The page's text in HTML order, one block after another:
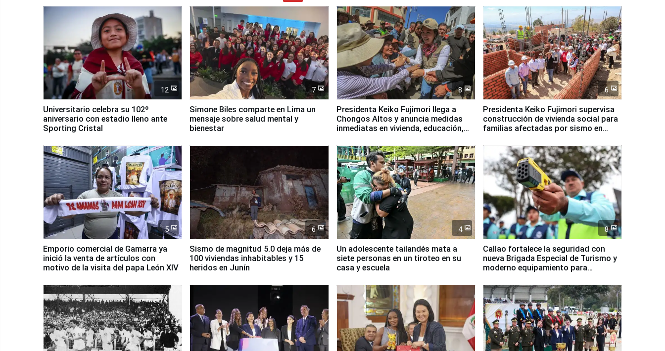
12
Universitario celebra su 102º
aniversario con estadio lleno ante
Sporting Cristal
7
Simone Biles comparte en Lima un
mensaje sobre salud mental y
bienestar
8
Presidenta Keiko Fujimori llega a
Chongos Altos y anuncia medidas
inmediatas en vivienda, educación,
6
Presidenta Keiko Fujimori supervisa
construcción de vivienda social para
familias afectadas por sismo en
5
Emporio comercial de Gamarra ya
inició la venta de artículos con
motivo de la visita del papa León XIV
6
Sismo de magnitud 5.0 deja más de
100 viviendas inhabitables y 15
heridos en Junín
4
Un adolescente tailandés mata a
siete personas en un tiroteo en su
casa y escuela
8
Callao fortalece la seguridad con
nueva Brigada Especial de Turismo y
moderno equipamiento para